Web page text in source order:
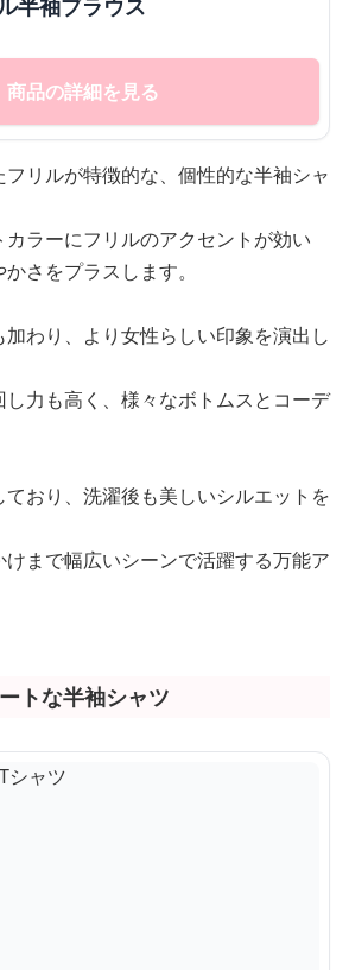
商品の詳細を見る
リルが特徴的な、個性的な半袖シャ
ラーにフリルのアクセントが効い
さをプラスします。
加わり、より女性らしい印象を演出し
し力も高く、様々なボトムスとコーデ
おり、洗濯後も美しいシルエットを
まで幅広いシーンで活躍する万能ア
トな半袖シャツ